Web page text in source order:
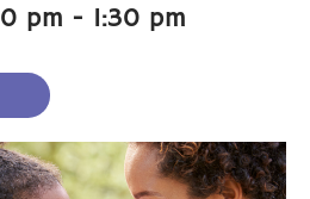
pm - 1:30 pm